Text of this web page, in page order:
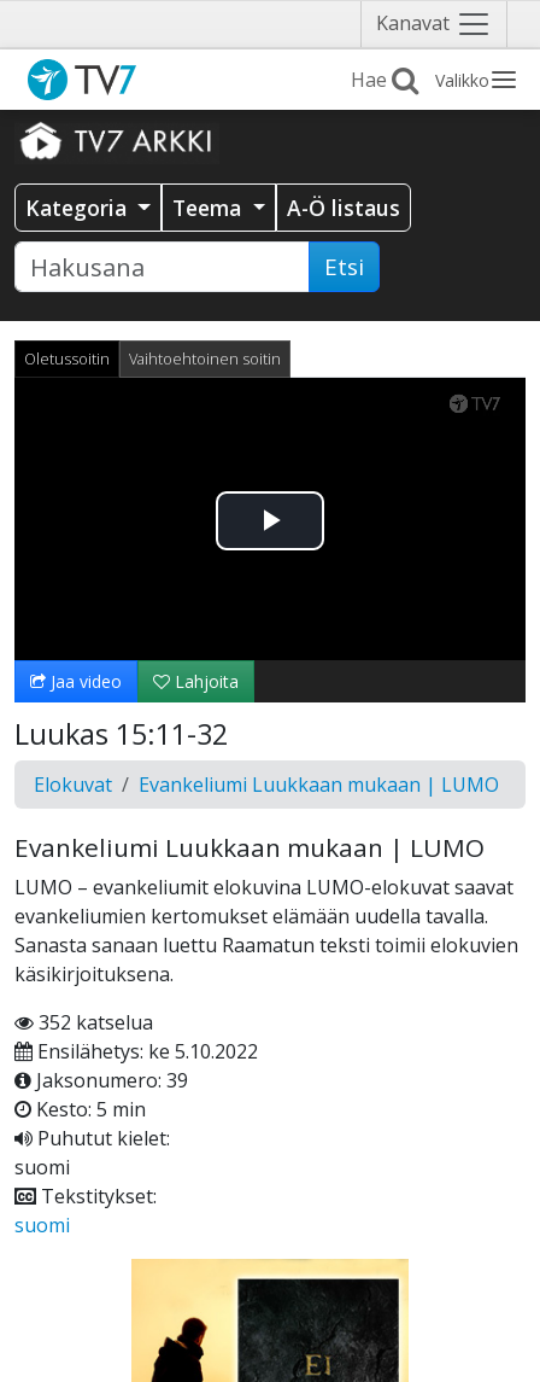
Kanavat Näytä
valikko
Valikko
Kategoria Teema A-Ö listaus
Etsi
Oletussoitin Vaihtoehtoinen soitin
Toista
Jaa video Lahjoita
Luukas 15:11-32
Elokuvat Evankeliumi Luukkaan mukaan | LUMO
Evankeliumi Luukkaan mukaan | LUMO
LUMO – evankeliumit elokuvina LUMO-elokuvat saavat
evankeliumien kertomukset elämään uudella tavalla.
Sanasta sanaan luettu Raamatun teksti toimii elokuvien
käsikirjoituksena.
352 katselua
Ensilähetys: ke 5.10.2022
Jaksonumero: 39
Kesto: 5 min
Puhutut kielet:
suomi
Tekstitykset:
suomi